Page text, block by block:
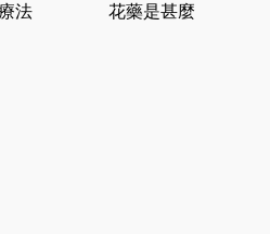
法 花藥是甚麼